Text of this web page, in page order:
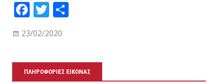
Fa
bo
T
tt
εί
23/02/2020
ΠΛΗΡΟΦΟΡΊΕΣ ΕΙΚΌΝΑΣ